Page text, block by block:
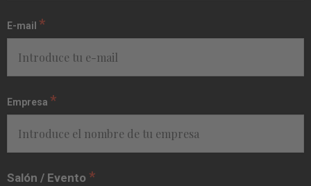
E-mail *
Empresa *
Salón / Evento *